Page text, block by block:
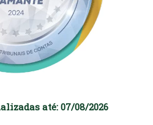
até: 07/08/2026